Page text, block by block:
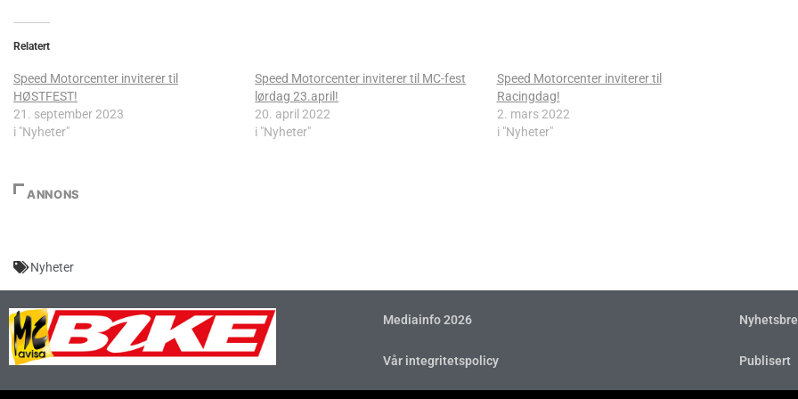
Relatert
Speed Motorcenter inviterer til
HØSTFEST!
21. september 2023
i "Nyheter"
Speed Motorcenter inviterer til MC-fest
lørdag 23.april!
20. april 2022
i "Nyheter"
Speed Motorcenter inviterer til
Racingdag!
2. mars 2022
i "Nyheter"
ANNONS
Nyheter
Mediainfo 2026
Vår integritetspolicy Publisert